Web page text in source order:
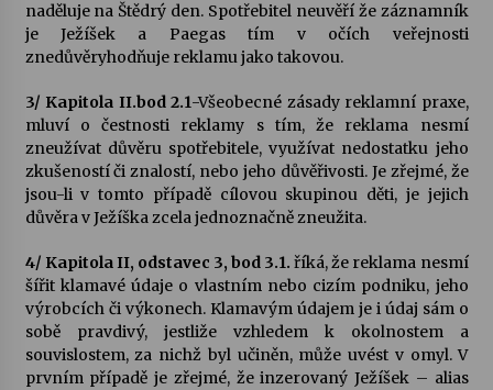
naděluje na Štědrý den. Spotřebitel neuvěří že záznamník
je Ježíšek a Paegas tím v očích veřejnosti
znedůvěryhodňuje reklamu jako takovou.
3/ Kapitola II.bod 2.1-Všeobecné zásady reklamní praxe,
mluví o čestnosti reklamy s tím, že reklama nesmí
zneužívat důvěru spotřebitele, využívat nedostatku jeho
zkušeností či znalostí, nebo jeho důvěřivosti. Je zřejmé, že
jsou-li v tomto případě cílovou skupinou děti, je jejich
důvěra v Ježíška zcela jednoznačně zneužita.
4/ Kapitola II, odstavec 3, bod 3.1. říká, že reklama nesmí
šířit klamavé údaje o vlastním nebo cizím podniku, jeho
výrobcích či výkonech. Klamavým údajem je i údaj sám o
sobě pravdivý, jestliže vzhledem k okolnostem a
souvislostem, za nichž byl učiněn, může uvést v omyl. V
prvním případě je zřejmé, že inzerovaný Ježíšek – alias